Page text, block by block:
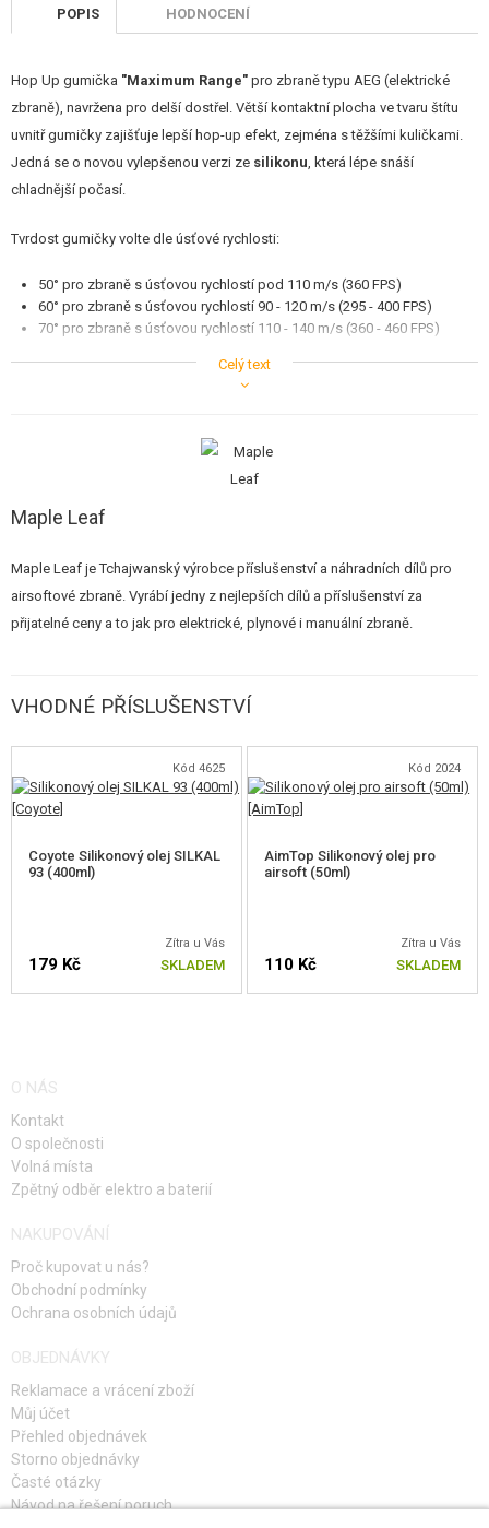
STAVEBNICE, MODELY
POŠKOZENÉ, POUŽITÉ ZBOŽÍ
SLEVY, AKCE
KONTAKT
POPIS HODNOCENÍ
Hop Up gumička "Maximum Range" pro zbraně typu AEG (elektrické
zbraně), navržena pro delší dostřel. Větší kontaktní plocha ve tvaru štítu
uvnitř gumičky zajišťuje lepší hop-up efekt, zejména s těžšími kuličkami.
Jedná se o novou vylepšenou verzi ze silikonu, která lépe snáší
chladnější počasí.
Tvrdost gumičky volte dle úsťové rychlosti:
50° pro zbraně s úsťovou rychlostí pod 110 m/s (360 FPS)
60° pro zbraně s úsťovou rychlostí 90 - 120 m/s (295 - 400 FPS)
70° pro zbraně s úsťovou rychlostí 110 - 140 m/s (360 - 460 FPS)
80° pro zbraně s úsťovou rychlostí nad 150 m/s (500 FPS)
Celý text
Maple Leaf
Maple Leaf je Tchajwanský výrobce příslušenství a náhradních dílů pro
airsoftové zbraně. Vyrábí jedny z nejlepších dílů a příslušenství za
přijatelné ceny a to jak pro elektrické, plynové i manuální zbraně.
VHODNÉ PŘÍSLUŠENSTVÍ
Kód 4625
Coyote Silikonový olej SILKAL
93 (400ml)
Zítra u Vás
179 Kč SKLADEM
Kód 2024
AimTop Silikonový olej pro
airsoft (50ml)
Zítra u Vás
110 Kč SKLADEM
O NÁS
Kontakt
O společnosti
Volná místa
Zpětný odběr elektro a baterií
NAKUPOVÁNÍ
Proč kupovat u nás?
Obchodní podmínky
Ochrana osobních údajů
OBJEDNÁVKY
Reklamace a vrácení zboží
Můj účet
Přehled objednávek
Storno objednávky
Časté otázky
Návod na řešení poruch